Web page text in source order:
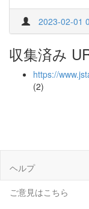
2023-02-01
収集済み
https://
(2)
ヘルプ
ご意見はこちら